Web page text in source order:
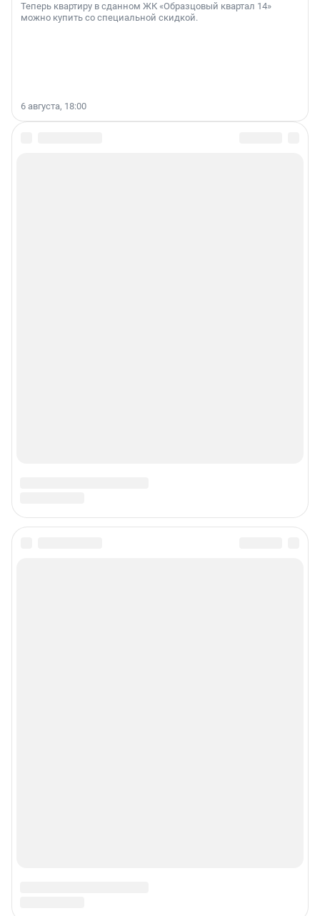
Теперь квартиру в сданном ЖК «Образцовый квартал 14»
можно купить со специальной скидкой.
6 августа, 18:00